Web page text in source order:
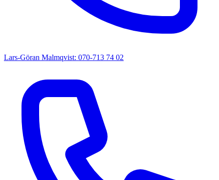
Lars-Göran Malmqvist: 070-713 74 02